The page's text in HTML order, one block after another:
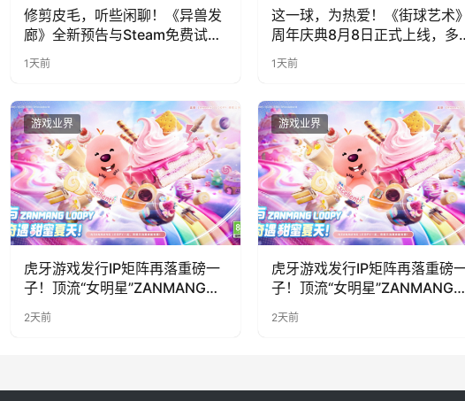
修剪皮毛，听些闲聊！《异兽发
廊》全新预告与Steam免费试玩
公开
1天前
这一球，为热爱！《街球艺术
周年庆典8月8日正式上线，多
福利与全新内容同步开启
1天前
游戏业界
虎牙游戏发行IP矩阵再落重磅一
子！顶流“女明星”ZANMANG
奇遇》惊喜曝光
2天前
游戏业界
虎牙游戏发行IP矩阵再落重磅
子！顶流“女明星”ZANMANG
奇遇》惊喜曝光
2天前